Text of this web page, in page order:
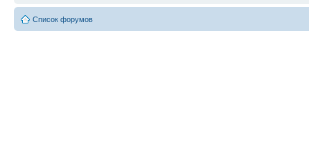
Список форумов